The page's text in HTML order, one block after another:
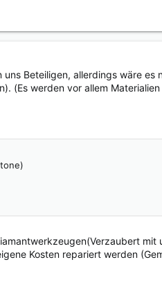
Beteiligen, allerdings wäre
(Es werden vor allem
Kosten repariert werden